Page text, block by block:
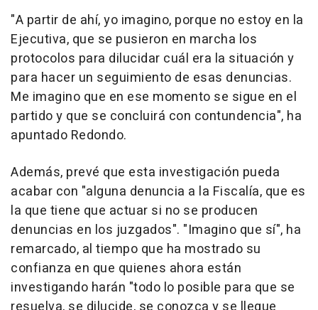
"A partir de ahí, yo imagino, porque no estoy en la
Ejecutiva, que se pusieron en marcha los
protocolos para dilucidar cuál era la situación y
para hacer un seguimiento de esas denuncias.
Me imagino que en ese momento se sigue en el
partido y que se concluirá con contundencia", ha
apuntado Redondo.
Además, prevé que esta investigación pueda
acabar con "alguna denuncia a la Fiscalía, que es
la que tiene que actuar si no se producen
denuncias en los juzgados". "Imagino que sí", ha
remarcado, al tiempo que ha mostrado su
confianza en que quienes ahora están
investigando harán "todo lo posible para que se